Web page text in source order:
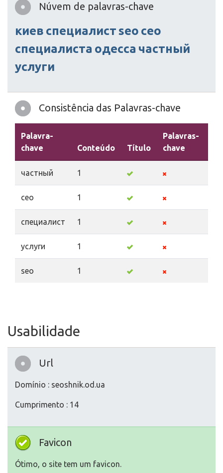
Núvem de palavras-chave
киев специалистseo сео
специалиста одесса частный
услуги
Consistência das Palavras-chave
Palavra-
chave
Conteúdo Título
Palavras-
chave
частный 1
сео 1
специалист 1
услуги 1
seo 1
Usabilidade
Url
Domínio : seoshnik.od.ua
Cumprimento : 14
Favicon
Ótimo, o site tem um favicon.